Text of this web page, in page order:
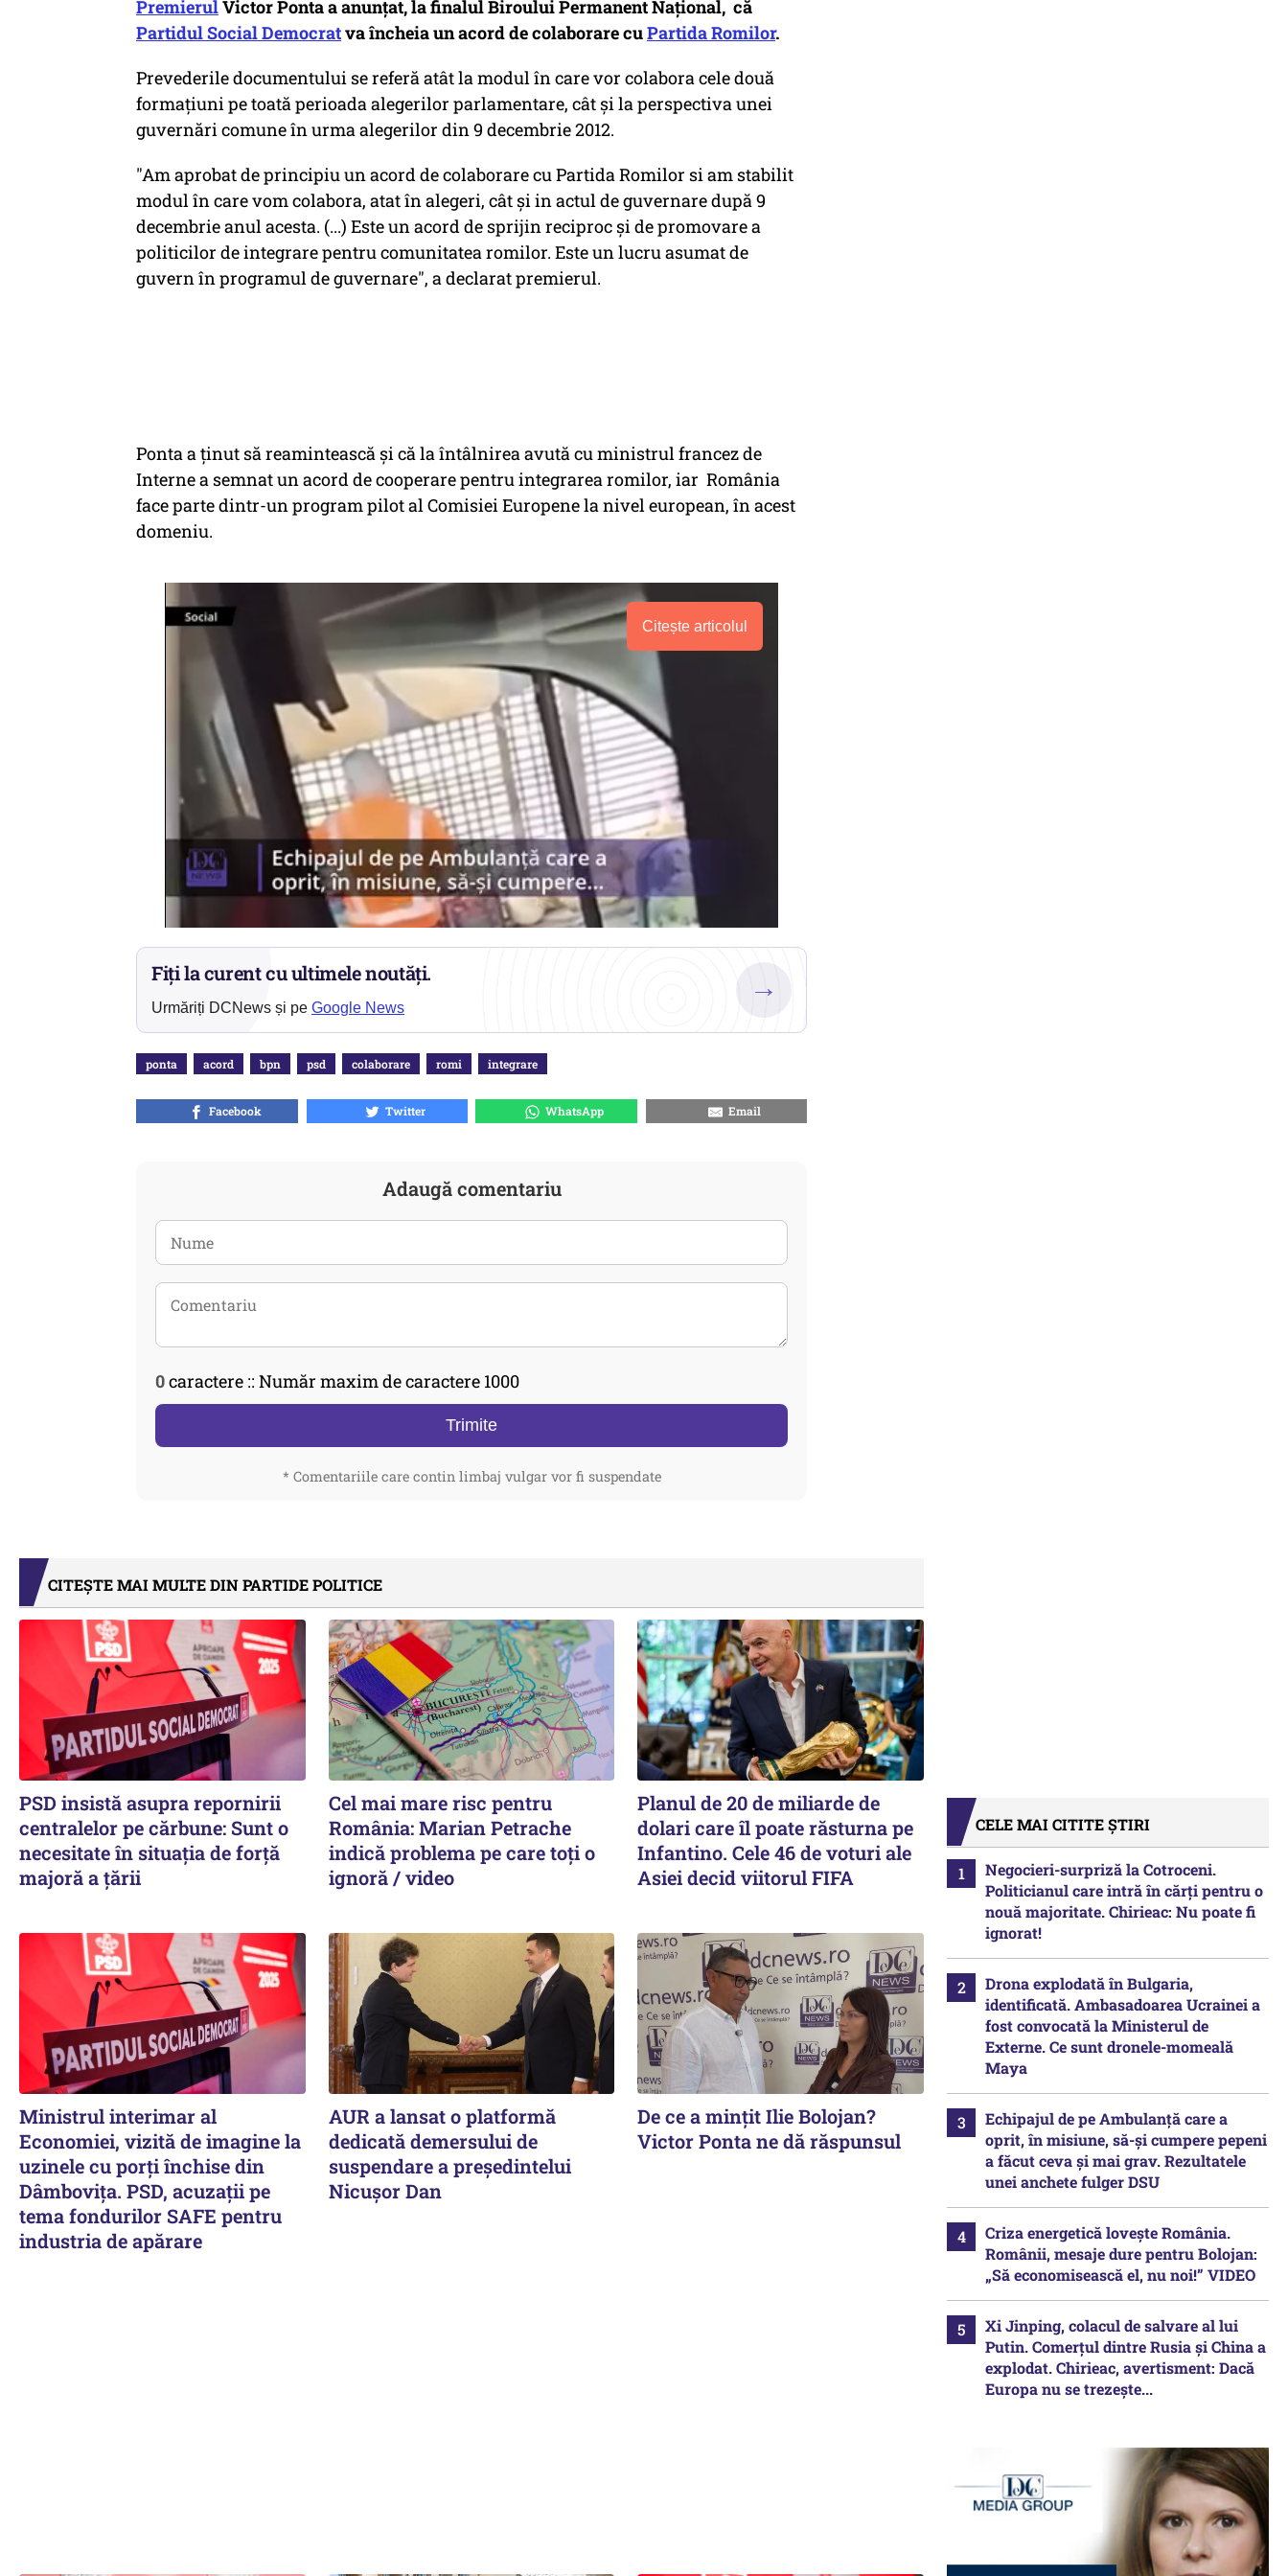
PremierulVictor Ponta a anunțat, la finalul Biroului Permanent Național, că
Partidul Social Democratva încheia un acord de colaborare cuPartida Romilor.
Prevederile documentului se referă atât la modul în care vor colabora cele două
formațiuni pe toată perioada alegerilor parlamentare, cât și la perspectiva unei
guvernări comune în urma alegerilor din 9 decembrie 2012.
"Am aprobat de principiu un acord de colaborare cu Partida Romilor si am stabilit
modul în care vom colabora, atat în alegeri, cât și in actul de guvernare după 9
decembrie anul acesta. (...) Este un acord de sprijin reciproc și de promovare a
politicilor de integrare pentru comunitatea romilor. Este un lucru asumat de
guvern în programul de guvernare", a declarat premierul.
Ponta a ținut să reamintească și că la întâlnirea avută cu ministrul francez de
Interne a semnat un acord de cooperare pentru integrarea romilor, iar România
face parte dintr-un program pilot al Comisiei Europene la nivel european, în acest
domeniu.
Citește articolul
Fiți la curent cu ultimele noutăți.
Urmăriți DCNews și pe Google News
→
ponta acord bpn psd colaborare romi integrare
Facebook Twitter WhatsApp Email
Adaugă comentariu
0caractere :: Număr maxim de caractere 1000
Trimite
* Comentariile care contin limbaj vulgar vor fi suspendate
CITEȘTE MAI MULTE DIN PARTIDE POLITICE
PSD insistă asupra repornirii
centralelor pe cărbune: Sunt o
necesitate în situația de forță
majoră a țării
Cel mai mare risc pentru
România: Marian Petrache
indică problema pe care toți o
ignoră / video
Planul de 20 de miliarde de
dolari care îl poate răsturna pe
Infantino. Cele 46 de voturi ale
Asiei decid viitorul FIFA
Ministrul interimar al
Economiei, vizită de imagine la
uzinele cu porți închise din
Dâmbovița. PSD, acuzații pe
tema fondurilor SAFE pentru
industria de apărare
AUR a lansat o platformă
dedicată demersului de
suspendare a președintelui
Nicușor Dan
De ce a mințit Ilie Bolojan?
Victor Ponta ne dă răspunsul
CELE MAI CITITE ȘTIRI
Negocieri-surpriză la Cotroceni.
Politicianul care intră în cărți pentru o
nouă majoritate. Chirieac: Nu poate fi
ignorat!
Drona explodată în Bulgaria,
identificată. Ambasadoarea Ucrainei a
fost convocată la Ministerul de
Externe. Ce sunt dronele-momeală
Maya
Echipajul de pe Ambulanță care a
oprit, în misiune, să-și cumpere pepeni
a făcut ceva și mai grav. Rezultatele
unei anchete fulger DSU
Criza energetică lovește România.
Românii, mesaje dure pentru Bolojan:
„Să economisească el, nu noi!” VIDEO
Xi Jinping, colacul de salvare al lui
Putin. Comerțul dintre Rusia și China a
explodat. Chirieac, avertisment: Dacă
Europa nu se trezește...